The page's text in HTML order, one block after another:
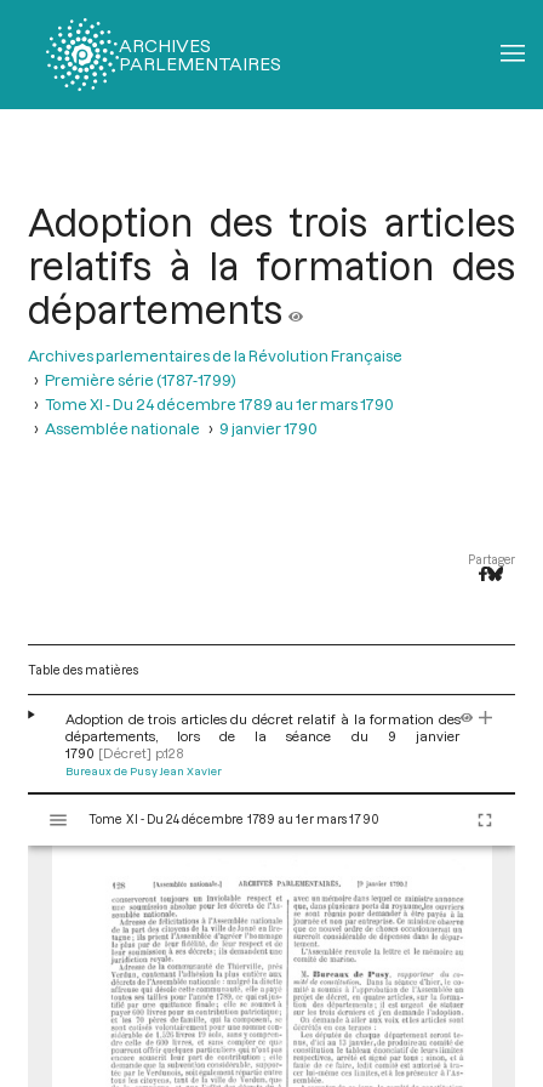
ARCHIVES
PARLEMENTAIRES
Adoption des trois articles
relatifs à la formation des
départements
Archives parlementaires de la Révolution Française
Première série (1787-1799)
Tome XI - Du 24 décembre 1789 au 1er mars 1790
Assemblée nationale
9 janvier 1790
Partager
Table des matières
Adoption de trois articles du décret relatif à la formation des
départements, lors de la séance du 9 janvier
1790 [Décret] p.128
Bureaux de Pusy Jean Xavier
s
Tome XI - Du 24 décembre 1789 au 1er mars 1790